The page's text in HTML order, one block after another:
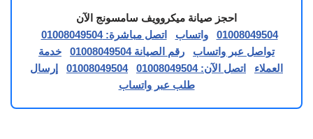
احجز صيانة ميكروويف سامسونج الآن
01008049504
واتساب
اتصل مباشرة: 01008049504
تواصل عبر واتساب
رقم الصيانة 01008049504
خدمة
العملاء
اتصل الآن: 01008049504 01008049504
إرسال
طلب عبر واتساب